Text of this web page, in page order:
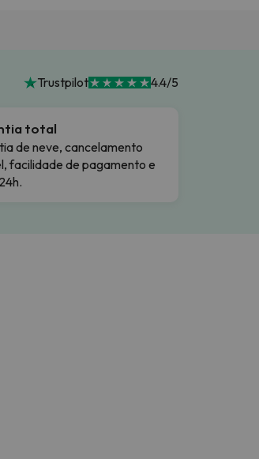
Trustpilot 4.4/5
total
de neve, cancelamento
facilidade de pagamento e